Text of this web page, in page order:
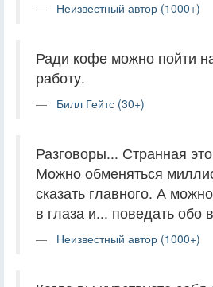
Неизвестный автор (1000+)
Ради кофе можно пойти
работу.
Билл Гейтс (30+)
Разговоры... Странная
Можно обменяться
сказать главного. А
в глаза и... поведать обо
Неизвестный автор (1000+)